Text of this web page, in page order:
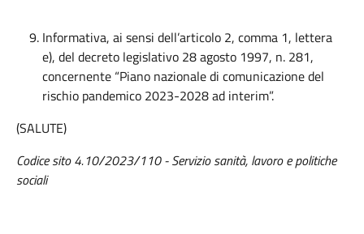
Informativa, ai sensi dell’articolo 2, comma 1, lettera
e), del decreto legislativo 28 agosto 1997, n. 281,
concernente “Piano nazionale di comunicazione del
rischio pandemico 2023-2028 ad interim”.
(SALUTE)
Codice sito 4.10/2023/110 - Servizio sanità, lavoro e politiche
sociali